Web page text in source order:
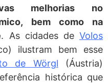
melhorias no
bem como na
. As cidades deVolos
ilustram bem esse
de Wörgl
(Áustria)
histórica que